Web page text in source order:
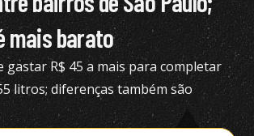
mais barato
R$ 45 a mais para completar
litros; diferenças também são
e no diesel S10